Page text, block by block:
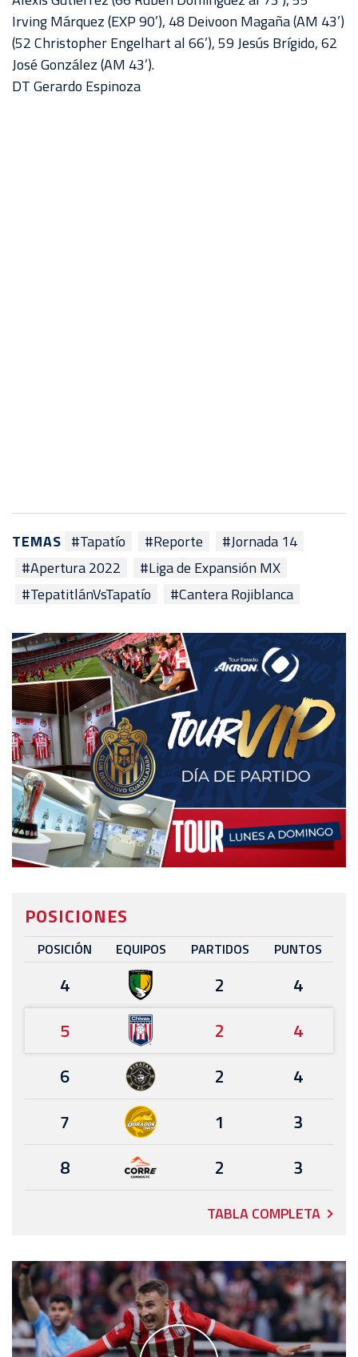
Irving Márquez (EXP 90’), 48 Deivoon Magaña (AM 43’)
(52 Christopher Engelhart al 66’), 59 Jesús Brígido, 62
José González (AM 43’).
DT Gerardo Espinoza
TEMAS #Tapatío #Reporte
#Jornada 14
#Apertura 2022
#Liga de Expansión MX
#TepatitlánVsTapatío
#Cantera Rojiblanca
POSICIONES
POSICIÓN EQUIPOS PARTIDOS PUNTOS
4 2
4
5
2
4
6
2
4
7
1
3
8
2 3
TABLA COMPLETA